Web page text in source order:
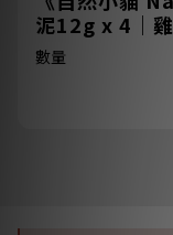
泥12g x 4｜
數量